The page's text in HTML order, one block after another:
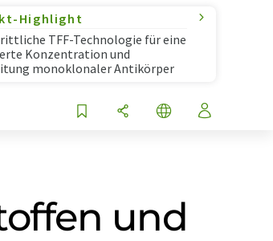
Highlight
TFF-Technologie für eine
Konzentration und
monoklonaler Antikörper
und